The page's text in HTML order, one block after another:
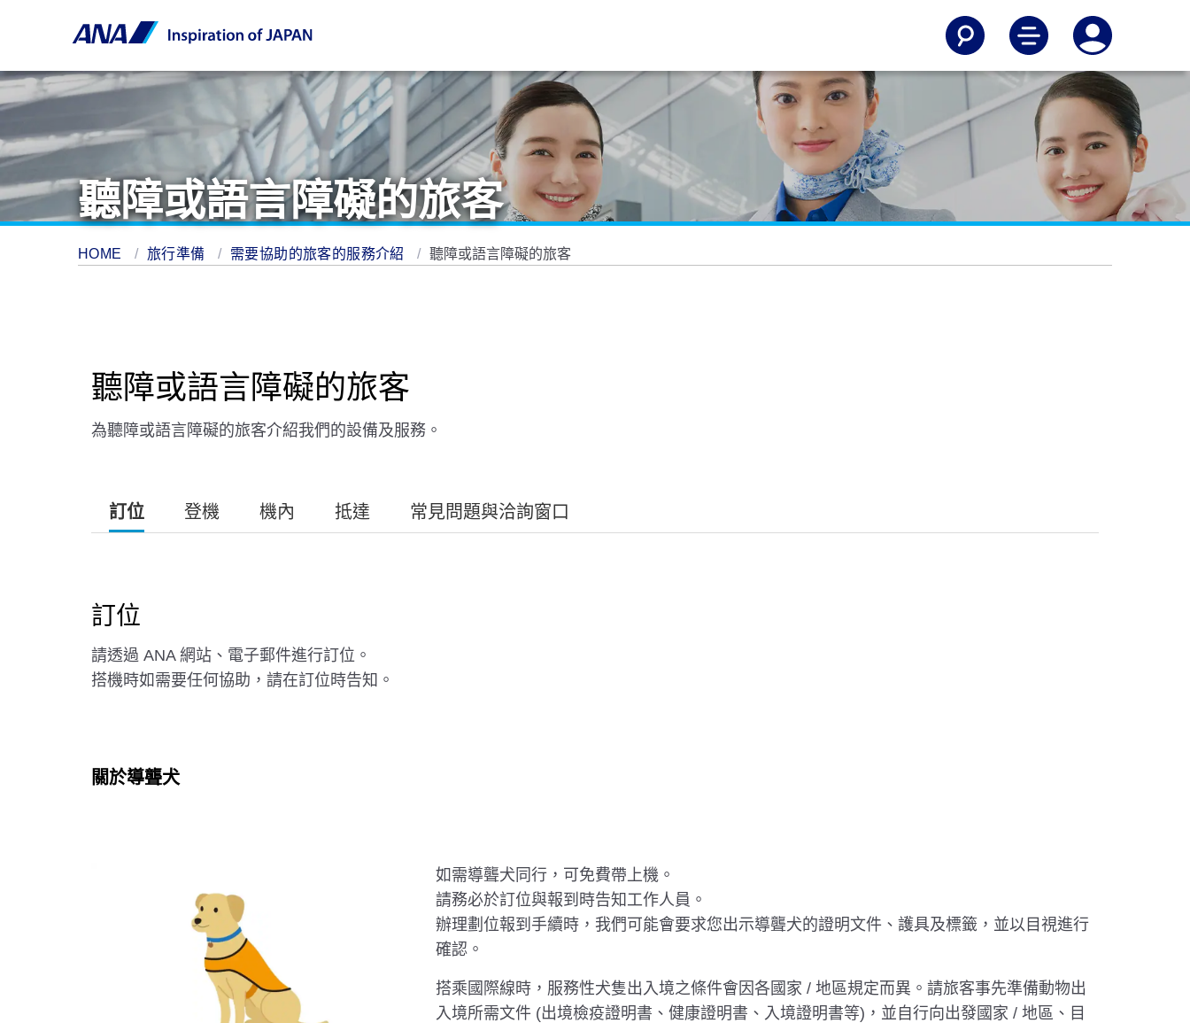
聽障或語言障礙的旅客
HOME 旅行準備 需要協助的旅客的服務介紹 聽障或語言障礙的旅客
聽障或語言障礙的旅客
為聽障或語言障礙的旅客介紹我們的設備及服務。
訂位 登機 機內 抵達 常見問題與洽詢窗口
訂位
請透過 ANA 網站、電子郵件進行訂位。
搭機時如需要任何協助，請在訂位時告知。
關於導聾犬
如需導聾犬同行，可免費帶上機。
請務必於訂位與報到時告知工作人員。
辦理劃位報到手續時，我們可能會要求您出示導聾犬的證明文件、護具及標籤，並以目視進行
確認。
搭乘國際線時，服務性犬隻出入境之條件會因各國家 / 地區規定而異。請旅客事先準備動物出
入境所需文件 (出境檢疫證明書、健康證明書、入境證明書等)，並自行向出發國家 / 地區、目